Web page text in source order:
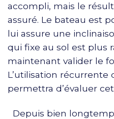
accompli, mais le
assuré. Le bateau est
lui assure une
qui fixe au sol est plus
maintenant valider le
L’utilisation récurrente
permettra d’évaluer
Depuis bien